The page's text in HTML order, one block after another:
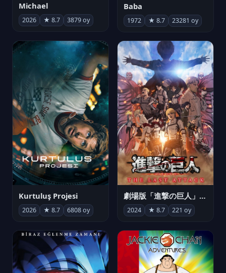
Michael
2026 ★ 8.7 3879 oy
Baba
1972 ★ 8.7 23281 oy
Kurtuluş Projesi
2026 ★ 8.7 6808 oy
劇場版「進撃の巨人」完結編 THE LAST ATTACK
2024 ★ 8.7 221 oy